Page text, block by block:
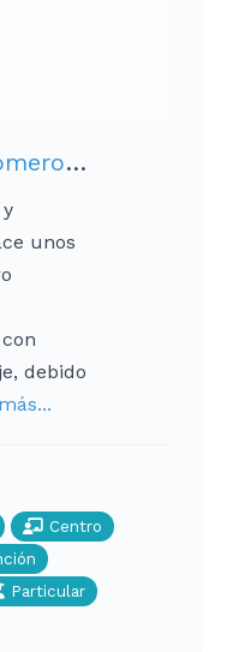
Iraida Julia López Romero (CENTRO APRENDO-GABINETE PSICOPEDAGÓGICO)
unos
debido
Centro
Particular